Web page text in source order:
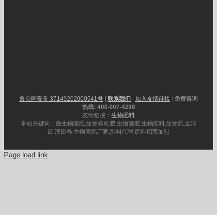
鲁公网安备 37149202000541号 | 联系我们 | 加入友情链接 | 免费咨询
热线: 400-007-4288
友情链接： 生物肥料
本站关键词：微生物菌肥,生物有机肥,生物菌肥,生物肥料,生物肥,金满
田,满田春,生物菌肥厂家,肥料代理,肥料招商加盟
Page load link